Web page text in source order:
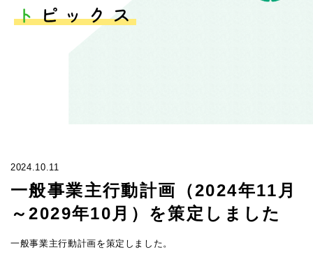
2024.10.11
一般事業主行動計画（2024年11月
～2029年10月）を策定しました
一般事業主行動計画を策定しました。